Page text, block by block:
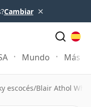
Cambiar ×
Mundo Más
escocés/Blair Athol